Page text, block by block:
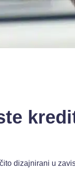
dizajnirani u